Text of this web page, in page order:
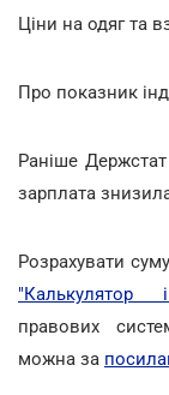
Ціни на одяг та
Про показник
Раніше
зарплата
Розрахувати
"Калькулятор
правових
можна за